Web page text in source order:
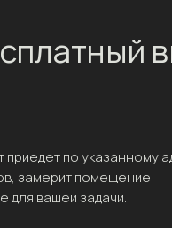
по указанному
замерит помещение
для вашей задачи.